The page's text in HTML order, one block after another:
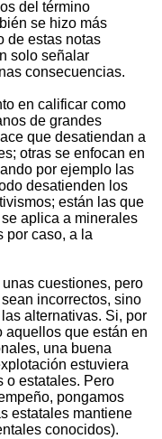
del término
se hizo más
de estas notas
solo señalar
consecuencias.
en calificar como
de grandes
que desatiendan a
otras se enfocan en
por ejemplo las
desatienden los
están las que
aplica a minerales
por caso, a la
cuestiones, pero
incorrectos, sino
alternativas. Si, por
aquellos que están en
una buena
estuviera
o estatales. Pero
pongamos
estatales mantiene
conocidos).